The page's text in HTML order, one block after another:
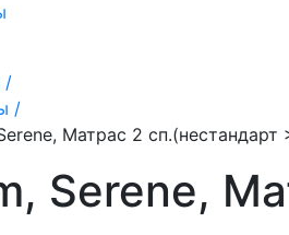
/
/
Матрас 2 сп.(нестандарт
Serene,